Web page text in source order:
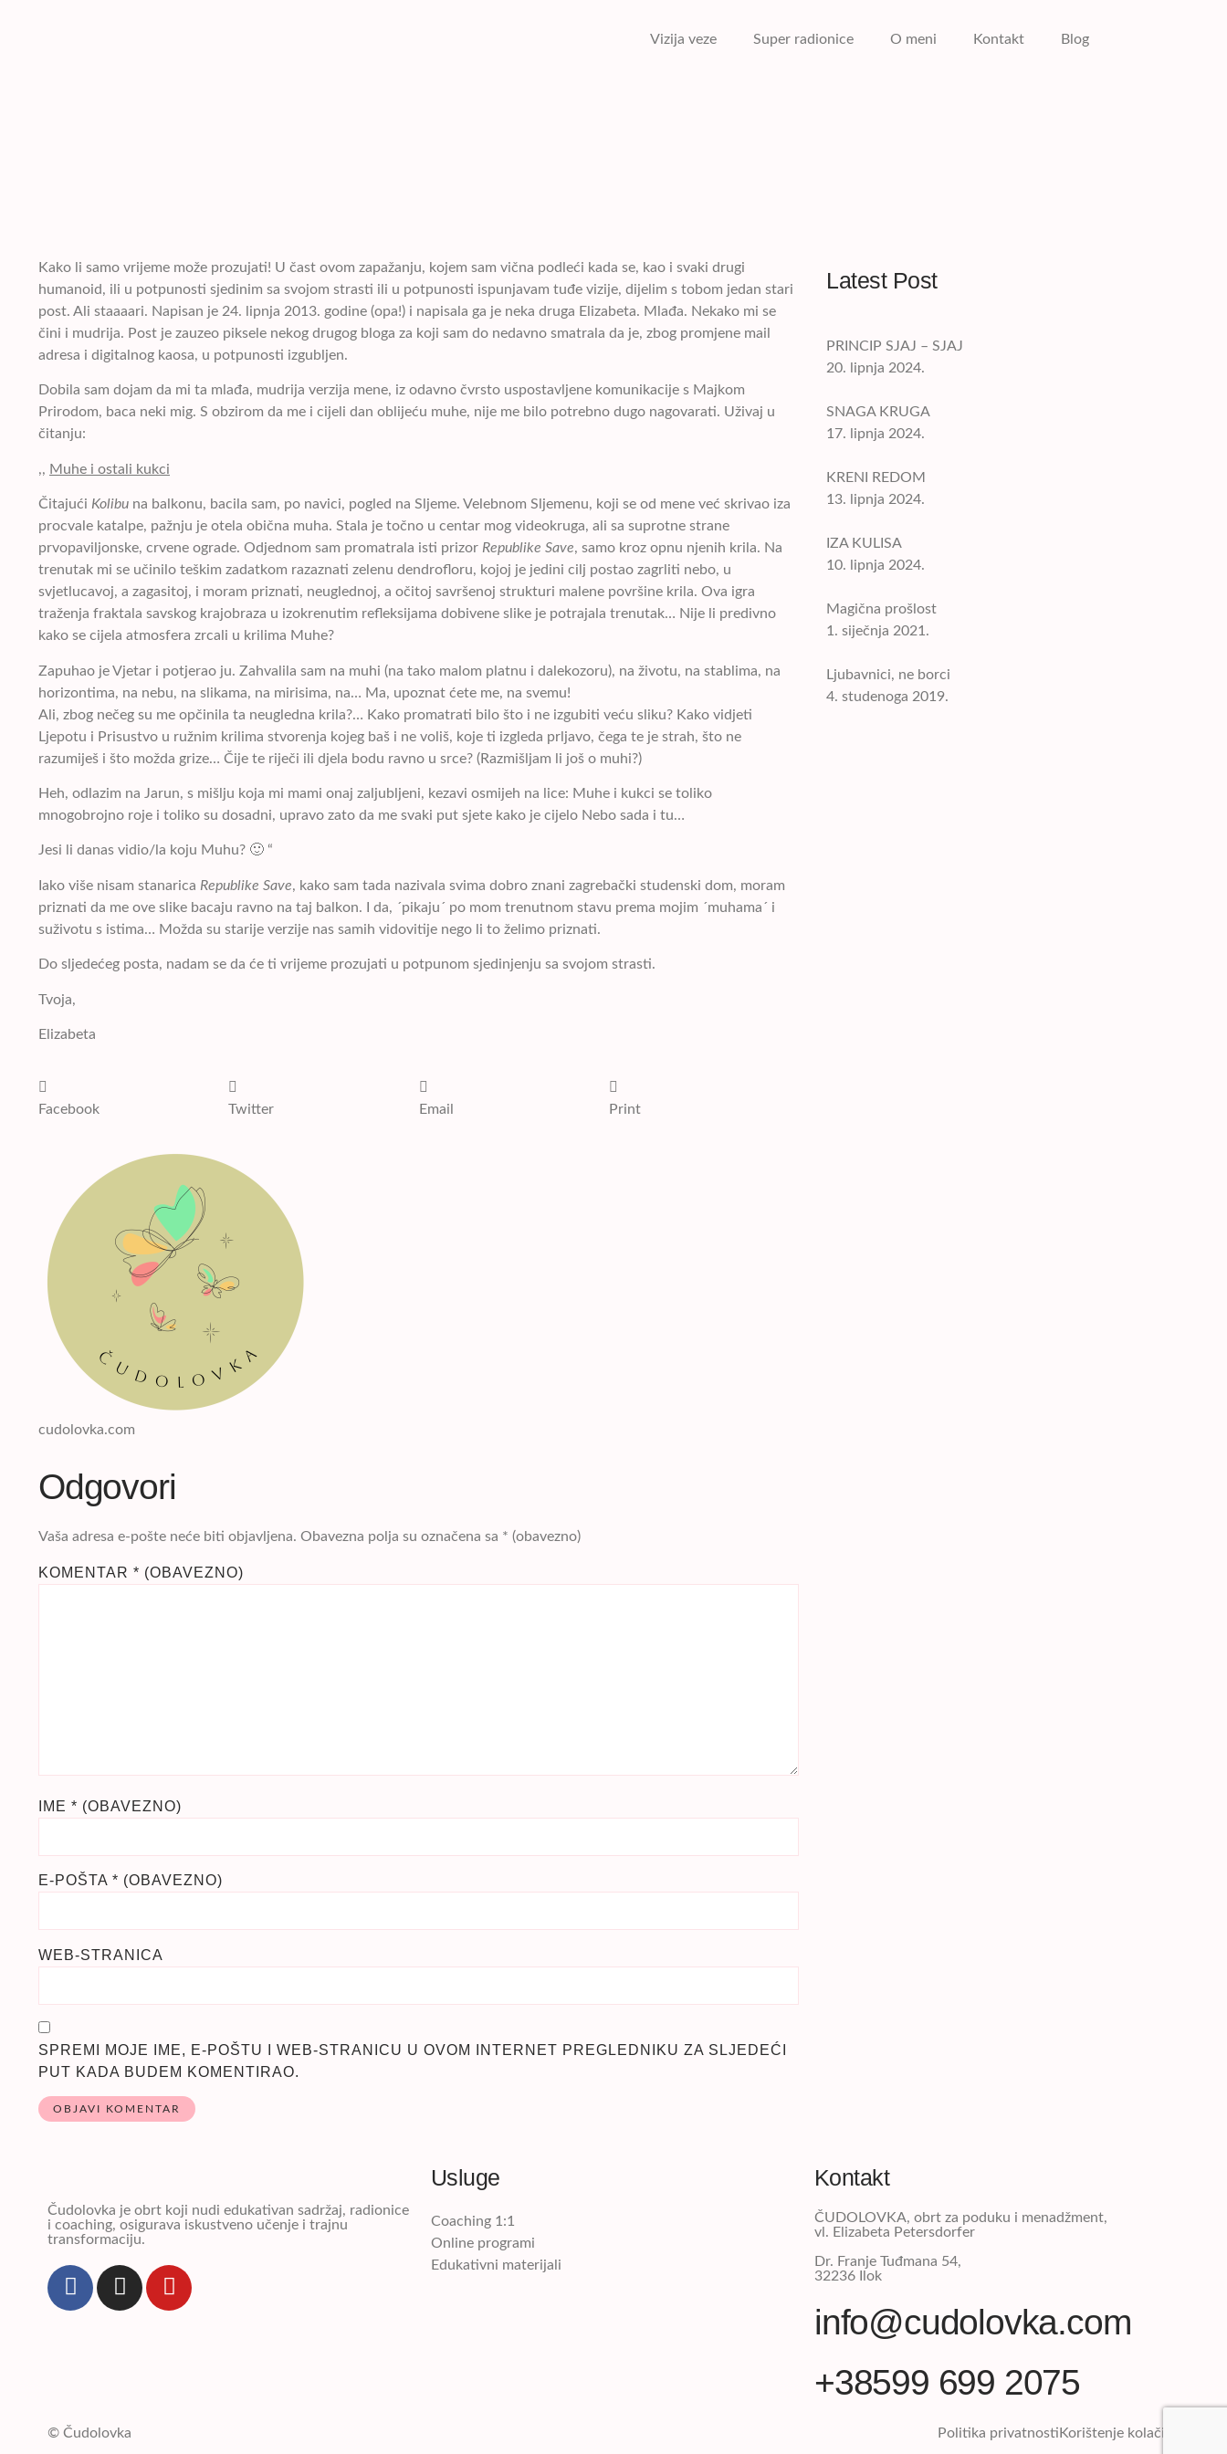
Vizija veze Super radionice O meni Kontakt Blog
Kako li samo vrijeme može prozujati! U čast ovom zapažanju, kojem sam vična podleći kada se, kao i svaki drugi
humanoid, ili u potpunosti sjedinim sa svojom strasti ili u potpunosti ispunjavam tuđe vizije, dijelim s tobom jedan stari
post. Ali staaaari. Napisan je 24. lipnja 2013. godine (opa!) i napisala ga je neka druga Elizabeta. Mlađa. Nekako mi se
čini i mudrija. Post je zauzeo piksele nekog drugog bloga za koji sam do nedavno smatrala da je, zbog promjene mail
adresa i digitalnog kaosa, u potpunosti izgubljen.
Dobila sam dojam da mi ta mlađa, mudrija verzija mene, iz odavno čvrsto uspostavljene komunikacije s Majkom
Prirodom, baca neki mig. S obzirom da me i cijeli dan oblijeću muhe, nije me bilo potrebno dugo nagovarati. Uživaj u
čitanju:
,, Muhe i ostali kukci
Čitajući Kolibu na balkonu, bacila sam, po navici, pogled na Sljeme. Velebnom Sljemenu, koji se od mene već skrivao iza
procvale katalpe, pažnju je otela obična muha. Stala je točno u centar mog videokruga, ali sa suprotne strane
prvopaviljonske, crvene ograde. Odjednom sam promatrala isti prizor Republike Save, samo kroz opnu njenih krila. Na
trenutak mi se učinilo teškim zadatkom razaznati zelenu dendrofloru, kojoj je jedini cilj postao zagrliti nebo, u
svjetlucavoj, a zagasitoj, i moram priznati, neuglednoj, a očitoj savršenoj strukturi malene površine krila. Ova igra
traženja fraktala savskog krajobraza u izokrenutim refleksijama dobivene slike je potrajala trenutak… Nije li predivno
kako se cijela atmosfera zrcali u krilima Muhe?
Zapuhao je Vjetar i potjerao ju. Zahvalila sam na muhi (na tako malom platnu i dalekozoru), na životu, na stablima, na
horizontima, na nebu, na slikama, na mirisima, na… Ma, upoznat ćete me, na svemu!
Ali, zbog nečeg su me opčinila ta neugledna krila?… Kako promatrati bilo što i ne izgubiti veću sliku? Kako vidjeti
Ljepotu i Prisustvo u ružnim krilima stvorenja kojeg baš i ne voliš, koje ti izgleda prljavo, čega te je strah, što ne
razumiješ i što možda grize… Čije te riječi ili djela bodu ravno u srce? (Razmišljam li još o muhi?)
Heh, odlazim na Jarun, s mišlju koja mi mami onaj zaljubljeni, kezavi osmijeh na lice: Muhe i kukci se toliko
mnogobrojno roje i toliko su dosadni, upravo zato da me svaki put sjete kako je cijelo Nebo sada i tu…
Jesi li danas vidio/la koju Muhu? 🙂 “
Iako više nisam stanarica Republike Save, kako sam tada nazivala svima dobro znani zagrebački studenski dom, moram
priznati da me ove slike bacaju ravno na taj balkon. I da, ´pikaju´ po mom trenutnom stavu prema mojim ´muhama´ i
suživotu s istima… Možda su starije verzije nas samih vidovitije nego li to želimo priznati.
Do sljedećeg posta, nadam se da će ti vrijeme prozujati u potpunom sjedinjenju sa svojom strasti.
Tvoja,
Elizabeta
Facebook Twitter Email Print
cudolovka.com
Odgovori
Vaša adresa e-pošte neće biti objavljena. Obavezna polja su označena sa * (obavezno)
KOMENTAR * (OBAVEZNO)
IME * (OBAVEZNO)
E-POŠTA * (OBAVEZNO)
WEB-STRANICA
SPREMI MOJE IME, E-POŠTU I WEB-STRANICU U OVOM INTERNET PREGLEDNIKU ZA SLJEDEĆI
PUT KADA BUDEM KOMENTIRAO.
Latest Post
PRINCIP SJAJ – SJAJ
20. lipnja 2024.
SNAGA KRUGA
17. lipnja 2024.
KRENI REDOM
13. lipnja 2024.
IZA KULISA
10. lipnja 2024.
Magična prošlost
1. siječnja 2021.
Ljubavnici, ne borci
4. studenoga 2019.
Čudolovka je obrt koji nudi edukativan sadržaj, radionice
i coaching, osigurava iskustveno učenje i trajnu
transformaciju.
Usluge
Coaching 1:1
Online programi
Edukativni materijali
Kontakt
ČUDOLOVKA, obrt za poduku i menadžment,
vl. Elizabeta Petersdorfer
Dr. Franje Tuđmana 54,
32236 Ilok
info@cudolovka.com
+38599 699 2075​
© Čudolovka Politika privatnosti Korištenje kolačića